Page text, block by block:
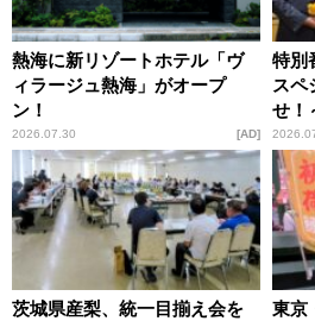
熱海に新リゾートホテル「ヴ
ィラージュ熱海」がオープ
ン！
2026.07.30 AD
特別
スペ
せ！
庁が
～」
茨城県産梨、統一目揃え会を
東京